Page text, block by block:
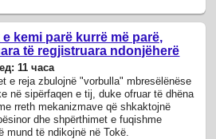
kemi parë kurrë më parë,
të regjistruara ndonjëherë
11 часа
e reja zbulojnë "vorbulla" mbresëlënëse
në sipërfaqen e tij, duke ofruar të dhëna
rreth mekanizmave që shkaktojnë
dhe shpërthimet e fuqishme
mund të ndikojnë në Tokë.